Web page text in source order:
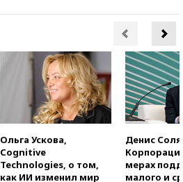
Ольга Ускова,
Cognitive
Technologies, о том,
как ИИ изменил мир
Денис
мерах
малого и